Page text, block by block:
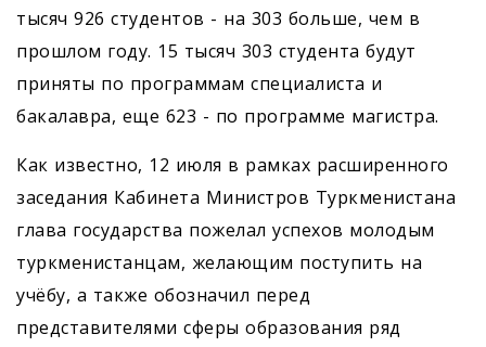
тысяч 926 студентов - на 303 больше, чем в
прошлом году. 15 тысяч 303 студента будут
приняты по программам специалиста и
бакалавра, еще 623 - по программе магистра.
Как известно, 12 июля в рамках расширенного
заседания Кабинета Министров Туркменистана
глава государства пожелал успехов молодым
туркменистанцам, желающим поступить на
учёбу, а также обозначил перед
представителями сферы образования ряд